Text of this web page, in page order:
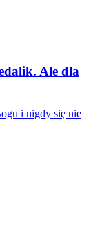
Ale dla
i nigdy się nie